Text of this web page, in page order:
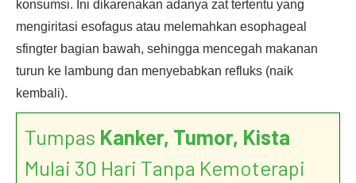
konsumsi. Ini dikarenakan adanya zat tertentu yang
mengiritasi esofagus atau melemahkan esophageal
sfingter bagian bawah, sehingga mencegah makanan
turun ke lambung dan menyebabkan refluks (naik
kembali).
Tumpas Kanker, Tumor, Kista
Mulai 30 Hari Tanpa Kemoterapi